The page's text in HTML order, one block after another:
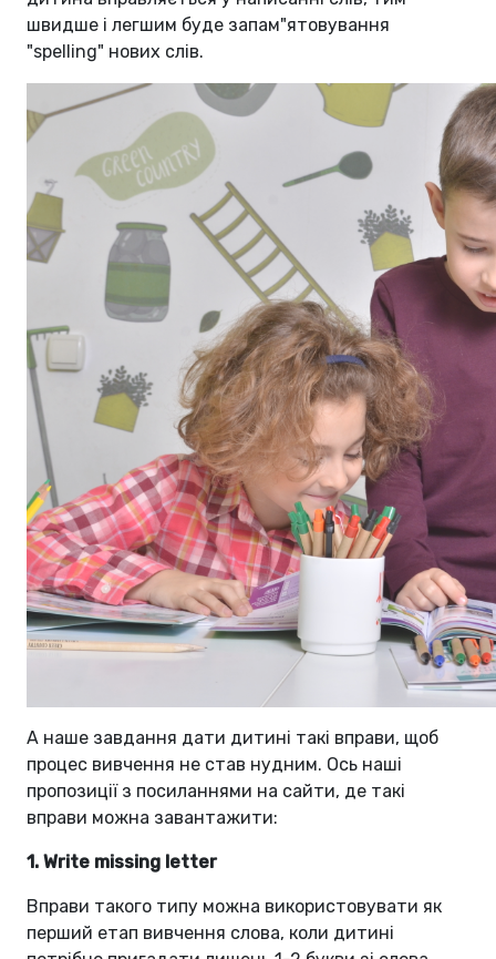
швидше і легшим буде запам"ятовування
"spelling" нових слів.
А наше завдання дати дитині такі вправи, щоб
процес вивчення не став нудним. Ось наші
пропозиції з посиланнями на сайти, де такі
вправи можна завантажити:
1. Write missing letter
Вправи такого типу можна використовувати як
перший етап вивчення слова, коли дитині